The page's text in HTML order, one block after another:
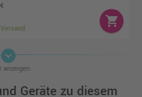
shopping_cart
Toner 4er-Multipack ersetzt
(0454/56/58/60C001) · 4-
keyboard_arrow_down
anzeigen
Geräte zu diesem